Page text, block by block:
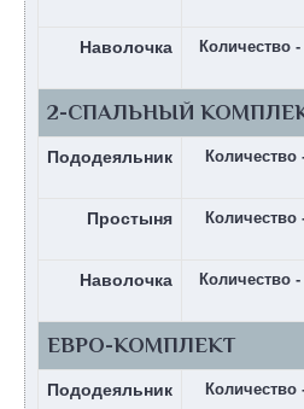
Наволочка
Количество
2-СПАЛЬНЫЙ
Пододеяльник
Количество
Простыня
Количество
Наволочка
Количество
ЕВРО-КОМПЛЕКТ
Пододеяльник
Количество